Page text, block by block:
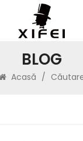
BLOG
Acasă /